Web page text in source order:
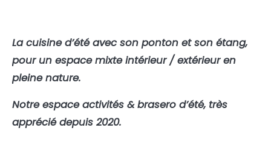
La cuisine d’été avec son ponton et son étang,
pour un espace mixte intérieur / extérieur en
pleine nature.
Notre espace activités & brasero d’été, très
apprécié depuis 2020.